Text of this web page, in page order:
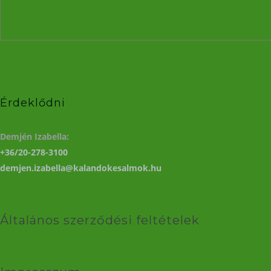
Érdeklődni
Demjén Izabella:
+36/20-278-3100
demjen.izabella@kalandokesalmok.hu
Általános szerződési feltételek